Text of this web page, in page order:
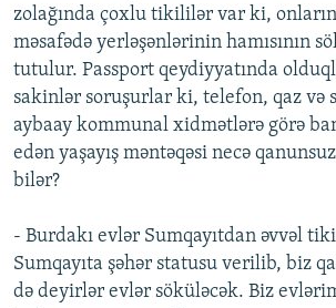
zolağında çoxlu tikililər var ki,
məsafədə yerləşənlərinin hamısının
tutulur. Passport qeydiyyatında
sakinlər soruşurlar ki, telefon, qaz və
aybaay kommunal xidmətlərə görə
edən yaşayış məntəqəsi necə
bilər?
- Burdakı evlər Sumqayıtdan əvvəl
Sumqayıta şəhər statusu verilib, biz
də deyirlər evlər söküləcək. Biz